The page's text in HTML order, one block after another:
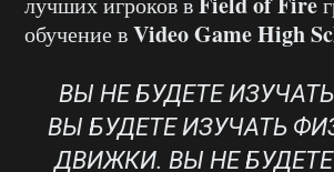
обучение вVideo Game High
ВЫ НЕ БУДЕТЕ
ВЫ БУДЕТЕ ИЗУЧАТЬ
ДВИЖКИ. ВЫ НЕ